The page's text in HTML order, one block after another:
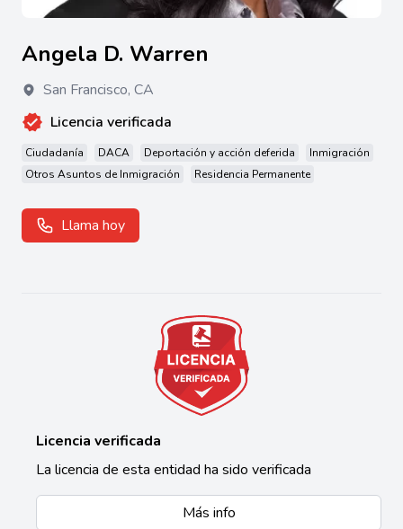
Angela D. Warren
San Francisco, CA
Licencia verificada
Ciudadanía DACA Deportación y acción deferida
Inmigración
Otros Asuntos de Inmigración
Residencia Permanente
Llama hoy
Licencia verificada
La licencia de esta entidad ha sido verificada
Más info